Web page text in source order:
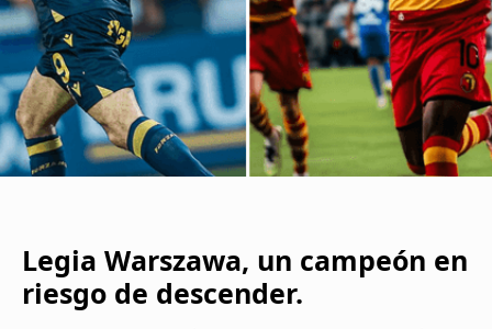
Legia Warszawa, un campeón en
riesgo de descender.